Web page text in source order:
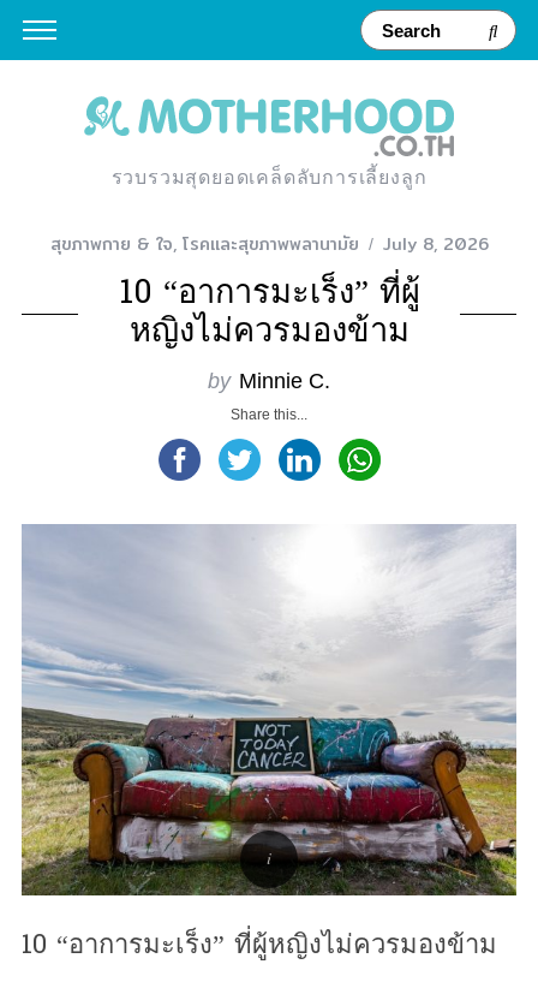
รวบรวมสุดยอดเคล็ดลับการเลี้ยงลูก
สุขภาพกาย & ใจ, โรคและสุขภาพพลานามัย July 8, 2026
10 “อาการมะเร็ง” ที่ผู้
หญิงไม่ควรมองข้าม
by Minnie C.
Share this...
10 “อาการมะเร็ง” ที่ผู้หญิงไม่ควรมองข้าม